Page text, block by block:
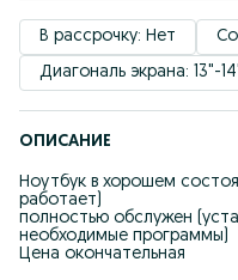
В рассрочку: Нет
Диагональ экрана: 13"-
ОПИСАНИЕ
Ноутбук в хорошем
работает)
полностью обслужен
необходимые программы)
Цена окончательная